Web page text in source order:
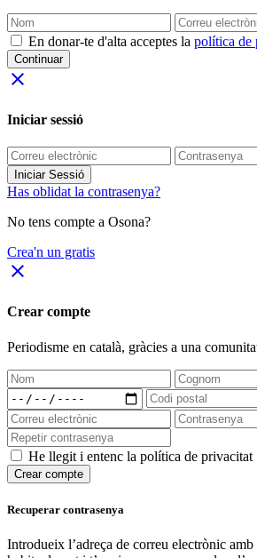
En donar-te d'alta acceptes la política de
Continuar
close
Iniciar sessió
Iniciar Sessió
Has oblidat la contrasenya?
No tens compte a Osona?
Crea'n un gratis
close
Crear compte
Periodisme en català, gràcies a una
He llegit i entenc la política de privacitat
Crear compte
Recuperar contrasenya
Introdueix l’adreça de correu electrònic